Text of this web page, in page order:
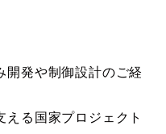
開発や制御設計のご経
える国家プロジェクト